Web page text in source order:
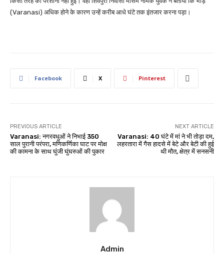
(Varanasi) अधिक होने के कारण उन्हें करीब आधे घंटे तक इंतजार करना पड़ा।
Facebook X Pinterest
PREVIOUS ARTICLE
Varanasi: नगरवधुओं ने निभाई 350
साल पुरानी परंपरा, मणिकर्णिका घाट पर मोक्ष
की कामना के साथ घुंजी घुंघरुओं की पुकार
NEXT ARTICLE
Varanasi: 40 घंटे में मां ने भी तोड़ा दम,
लहरतारा में गैस हादसे में बेटे और बेटी की हुई
थी मौत, क्षेत्र में सनसनी
Admin